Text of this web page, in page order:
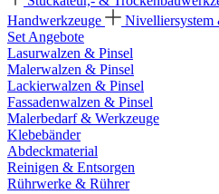
Handwerkzeuge
Nivelliersystem
Set Angebote
Lasurwalzen & Pinsel
Malerwalzen & Pinsel
Lackierwalzen & Pinsel
Fassadenwalzen & Pinsel
Malerbedarf & Werkzeuge
Klebebänder
Abdeckmaterial
Reinigen & Entsorgen
Rührwerke & Rührer